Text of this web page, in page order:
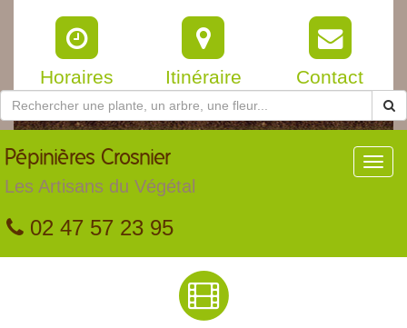
Horaires Itinéraire Contact
Pépinières Crosnier
Les Artisans du Végétal
02 47 57 23 95